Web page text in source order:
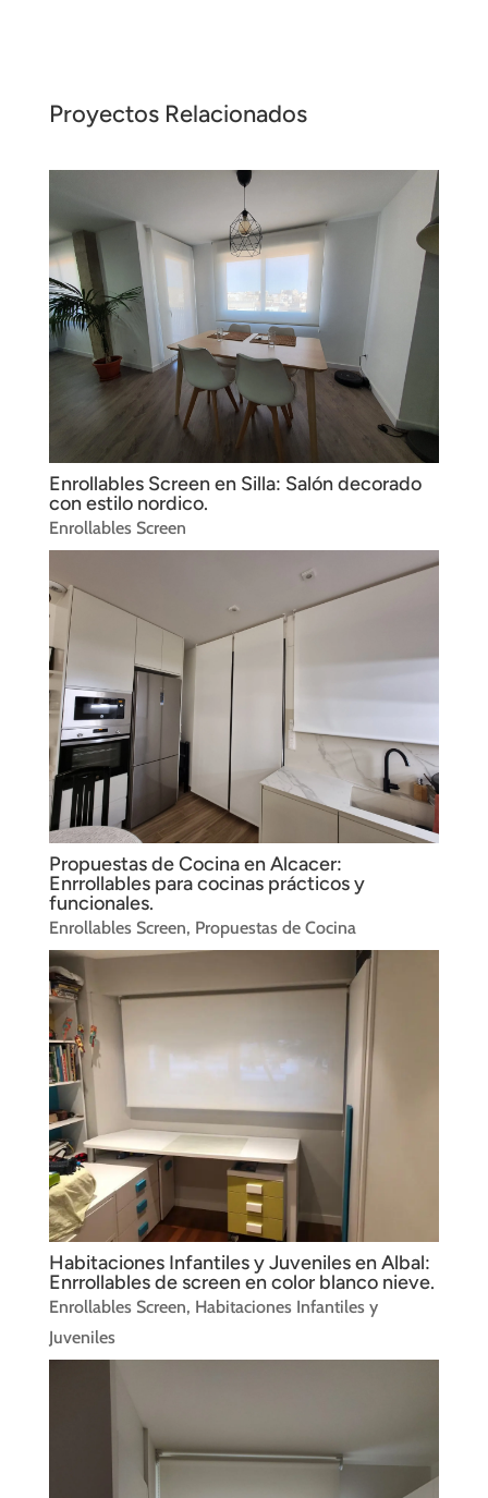
Proyectos Relacionados
Enrollables Screen en Silla: Salón decorado
con estilo nordico.
Enrollables Screen
Propuestas de Cocina en Alcacer:
Enrrollables para cocinas prácticos y
funcionales.
Enrollables Screen, Propuestas de Cocina
Habitaciones Infantiles y Juveniles en Albal:
Enrrollables de screen en color blanco nieve.
Enrollables Screen, Habitaciones Infantiles y
Juveniles